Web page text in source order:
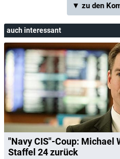
▼ zu den
auch interessant
"Navy CIS"-Coup: Michael
Staffel 24 zurück